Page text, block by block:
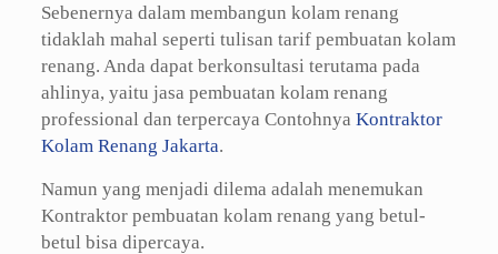
Sebenernya dalam membangun kolam renang
tidaklah mahal seperti tulisan tarif pembuatan kolam
renang. Anda dapat berkonsultasi terutama pada
ahlinya, yaitu jasa pembuatan kolam renang
professional dan terpercaya Contohnya Kontraktor
Kolam Renang Jakarta.
Namun yang menjadi dilema adalah menemukan
Kontraktor pembuatan kolam renang yang betul-
betul bisa dipercaya.